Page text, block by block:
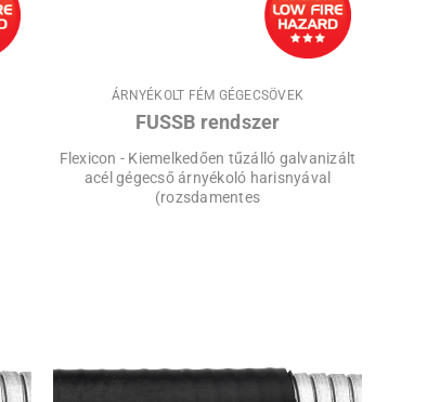
ÁRNYÉKOLT FÉM GÉGECSÖVEK
FUSSB rendszer
Flexicon - Kiemelkedően tűzálló galvanizált
acél gégecső árnyékoló harisnyával
(rozsdamentes